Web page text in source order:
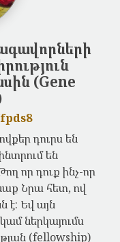
(Gene
դուրս են
են
որ դուք ինչ-որ
Նրա հետ, ով
է: Եվ այն
ներկայումս
(fellowship)